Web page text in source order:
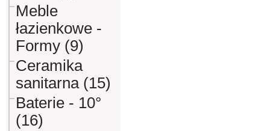
Meble
łazienkowe -
Formy (9)
Ceramika
sanitarna (15)
Baterie - 10°
(16)